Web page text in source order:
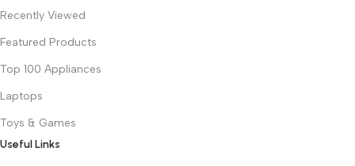
Recently Viewed
Featured Products
Top 100 Appliances
Laptops
Toys & Games
Useful Links